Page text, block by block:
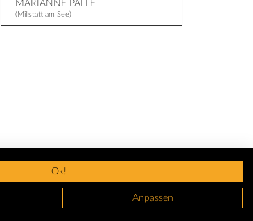
MARIANNE PALLE
(Millstatt am See)
Ok!
Anpassen